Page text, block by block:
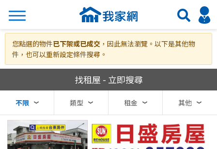
搜尋
縣市 區域
您點選的物件已下架或已成交 ，因此無法瀏覽。以下是其他物
件，也可以重新設定條件搜尋。
我家網房屋租賃
找租屋 - 立即搜尋
不限 類型 租金 其他